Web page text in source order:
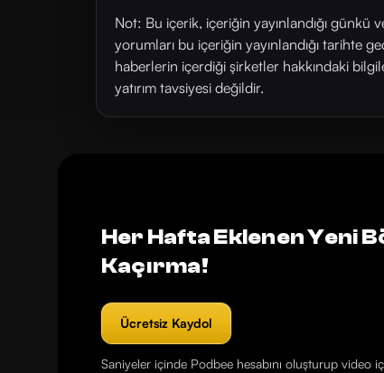
Not: Bu içerik, içeriğin yayınlandığı günkü
yorumları bu içeriğin yayınlandığı tarihte
haberlerin içerdiği şirketler hakkındaki
yatırım tavsiyesi değildir.
Her Hafta Eklenen Yeni
Kaçırma!
Ücretsiz Kaydol
Saniyeler içinde Podbee hesabını oluşturup video